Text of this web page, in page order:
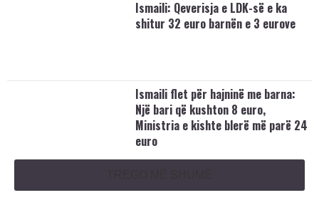
Ismaili: Qeverisja e LDK-së e ka
shitur 32 euro barnën e 3 eurove
Ismaili flet për hajninë me barna:
Një bari që kushton 8 euro,
Ministria e kishte blerë më parë 24
euro